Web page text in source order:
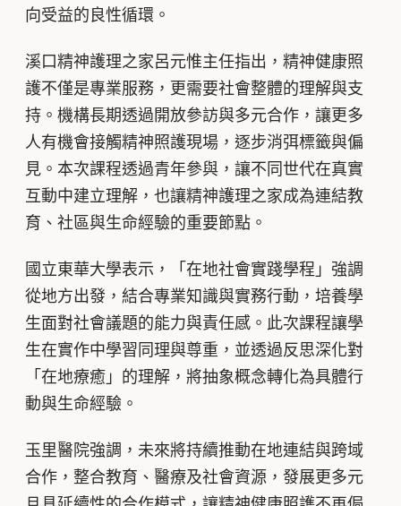
向受益的良性循環。
溪口精神護理之家呂元惟主任指出，精神健康照
護不僅是專業服務，更需要社會整體的理解與支
持。機構長期透過開放參訪與多元合作，讓更多
人有機會接觸精神照護現場，逐步消弭標籤與偏
見。本次課程透過青年參與，讓不同世代在真實
互動中建立理解，也讓精神護理之家成為連結教
育、社區與生命經驗的重要節點。
國立東華大學表示，「在地社會實踐學程」強調
從地方出發，結合專業知識與實務行動，培養學
生面對社會議題的能力與責任感。此次課程讓學
生在實作中學習同理與尊重，並透過反思深化對
「在地療癒」的理解，將抽象概念轉化為具體行
動與生命經驗。
玉里醫院強調，未來將持續推動在地連結與跨域
合作，整合教育、醫療及社會資源，發展更多元